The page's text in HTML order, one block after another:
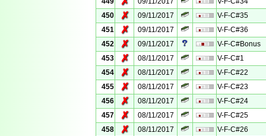
450
✗ 09/11/2017
V-F-C#35
451
✗ 09/11/2017
V-F-C#36
452
✗ 09/11/2017
V-F-C#Bonus
453
✗ 08/11/2017
V-F-C#1
454
✗ 08/11/2017
V-F-C#22
455
✗ 08/11/2017
V-F-C#23
456
✗ 08/11/2017
V-F-C#24
457
✗ 08/11/2017
V-F-C#25
458
✗ 08/11/2017
V-F-C#26